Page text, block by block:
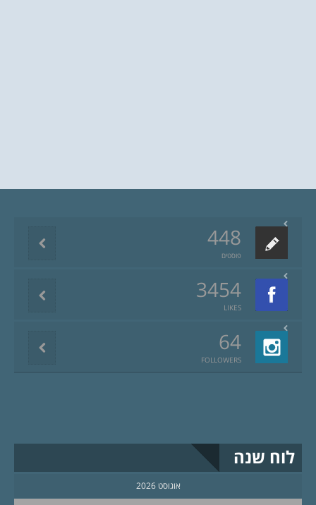
448
פוסטים
3454
LIKES
64
FOLLOWERS
לוח שנה
אוגוסט 2026